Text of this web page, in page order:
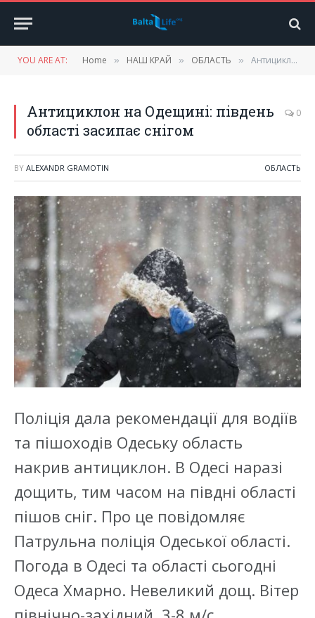
YOU ARE AT: Home » НАШ КРАЙ » ОБЛАСТЬ » Антициклон на Одещині: південь області засипає снігом
Антициклон на Одещині: південь
області засипає снігом
0
BY ALEXANDR GRAMOTIN ОБЛАСТЬ
Поліція дала рекомендації для водіїв
та пішоходів Одеську область
накрив антициклон. В Одесі наразі
дощить, тим часом на півдні області
пішов сніг. Про це повідомляє
Патрульна поліція Одеської області.
Погода в Одесі та області сьогодні
Одеса Хмарно. Невеликий дощ. Вітер